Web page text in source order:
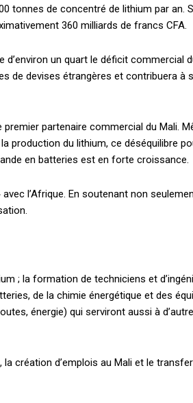
tonnes de concentré de lithium par an.
360 milliards de francs CFA.
un quart le déficit commercial
de devises étrangères et contribuera à
partenaire commercial du Mali.
production du lithium, ce déséquilibre
en batteries est en forte croissance.
l’Afrique. En soutenant non
; la formation de techniciens et
de la chimie énergétique et des
énergie) qui serviront aussi à
création d’emplois au Mali et le